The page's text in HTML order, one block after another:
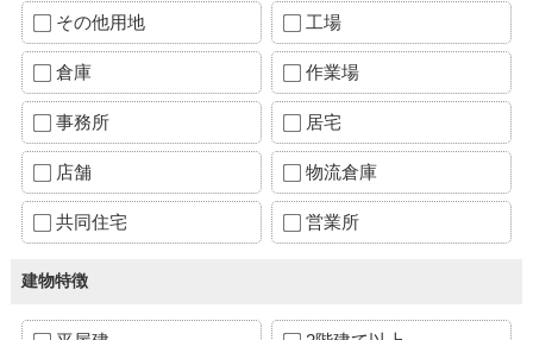
その他用地 工場
倉庫 作業場
事務所 居宅
店舗 物流倉庫
共同住宅 営業所
建物特徴